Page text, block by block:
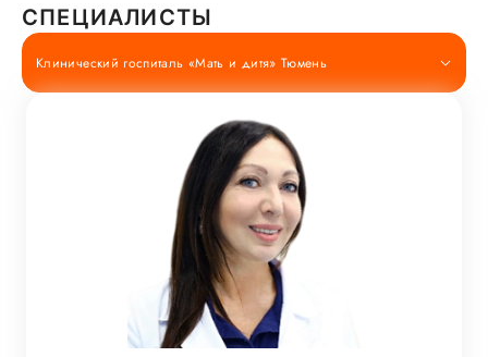
СПЕЦИАЛИСТЫ
Клинический госпиталь «Мать и дитя» Тюмень